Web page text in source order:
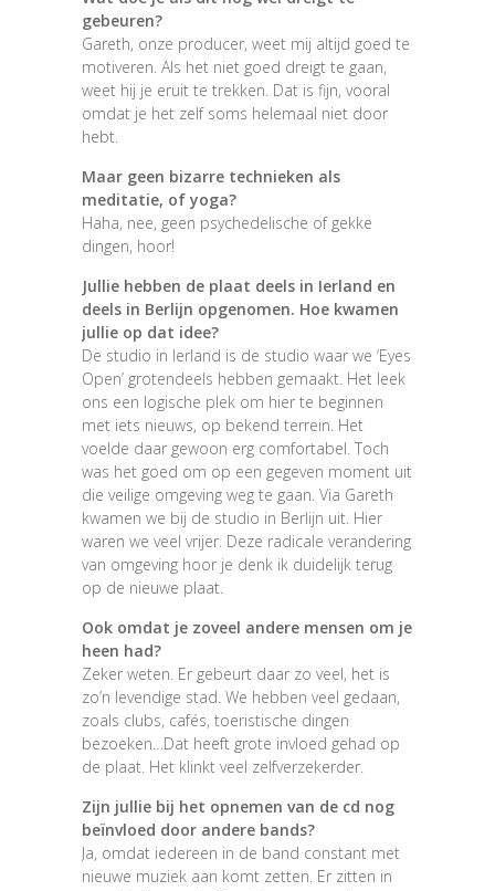
gebeuren?
Gareth, onze producer, weet mij altijd goed te
motiveren. Als het niet goed dreigt te gaan,
weet hij je eruit te trekken. Dat is fijn, vooral
omdat je het zelf soms helemaal niet door
hebt.
Maar geen bizarre technieken als
meditatie, of yoga?
Haha, nee, geen psychedelische of gekke
dingen, hoor!
Jullie hebben de plaat deels in Ierland en
deels in Berlijn opgenomen. Hoe kwamen
jullie op dat idee?
De studio in Ierland is de studio waar we ‘Eyes
Open’ grotendeels hebben gemaakt. Het leek
ons een logische plek om hier te beginnen
met iets nieuws, op bekend terrein. Het
voelde daar gewoon erg comfortabel. Toch
was het goed om op een gegeven moment uit
die veilige omgeving weg te gaan. Via Gareth
kwamen we bij de studio in Berlijn uit. Hier
waren we veel vrijer. Deze radicale verandering
van omgeving hoor je denk ik duidelijk terug
op de nieuwe plaat.
Ook omdat je zoveel andere mensen om je
heen had?
Zeker weten. Er gebeurt daar zo veel, het is
zo’n levendige stad. We hebben veel gedaan,
zoals clubs, cafés, toeristische dingen
bezoeken…Dat heeft grote invloed gehad op
de plaat. Het klinkt veel zelfverzekerder.
Zijn jullie bij het opnemen van de cd nog
beïnvloed door andere bands?
Ja, omdat iedereen in de band constant met
nieuwe muziek aan komt zetten. Er zitten in